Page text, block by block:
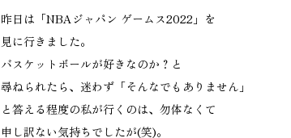
昨日は「NBAジャパン ゲームス2022」を
見に行きました。
バスケットボールが好きなのか？と
尋ねられたら、迷わず「そんなでもありません」
と答える程度の私が行くのは、勿体なくて
申し訳ない気持ちでしたが(笑)。